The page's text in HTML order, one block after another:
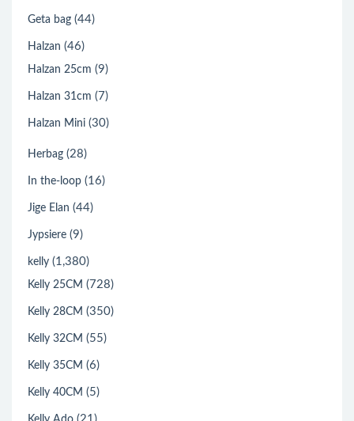
Geta bag (44)
Halzan (46)
Halzan 25cm (9)
Halzan 31cm (7)
Halzan Mini (30)
Herbag (28)
In the-loop (16)
Jige Elan (44)
Jypsiere (9)
kelly (1,380)
Kelly 25CM (728)
Kelly 28CM (350)
Kelly 32CM (55)
Kelly 35CM (6)
Kelly 40CM (5)